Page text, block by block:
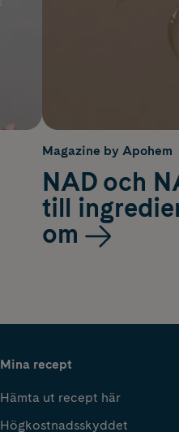
Magazine by Apohem
NAD och
till
om
Mina recept
Hämta ut recept här
Högkostnadsskyddet